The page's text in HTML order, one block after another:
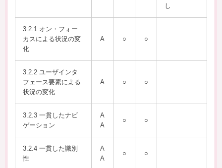
し
3.2.1 オン・フォー
カスによる状況の変
化
A ○ ○
3.2.2 ユーザインタ
フェース要素による
状況の変化
A ○ ○
3.2.3 一貫したナビ
ゲーション
A
A
○ ○
3.2.4 一貫した識別
性
A
A
○ ○